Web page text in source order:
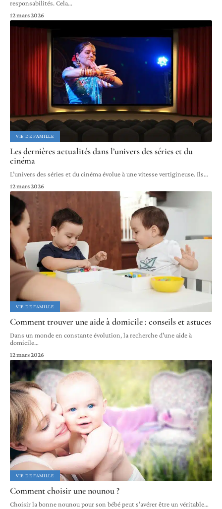
responsabilités. Cela…
12 mars 2026
VIE DE FAMILLE
Les dernières actualités dans l’univers des séries et du
cinéma
L’univers des séries et du cinéma évolue à une vitesse vertigineuse. Ils…
12 mars 2026
VIE DE FAMILLE
Comment trouver une aide à domicile : conseils et astuces
Dans un monde en constante évolution, la recherche d'une aide à
domicile…
12 mars 2026
VIE DE FAMILLE
Comment choisir une nounou ?
Choisir la bonne nounou pour son bébé peut s’avérer être un véritable…